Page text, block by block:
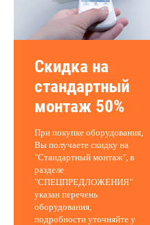
Скидка на
стандартный
монтаж 50%
При покупке оборудования,
Вы получаете скидку на
"Стандартный монтаж", в
разделе
"СПЕЦПРЕДЛОЖЕНИЯ"
указан перечень
оборудования,
подробности уточняйте у